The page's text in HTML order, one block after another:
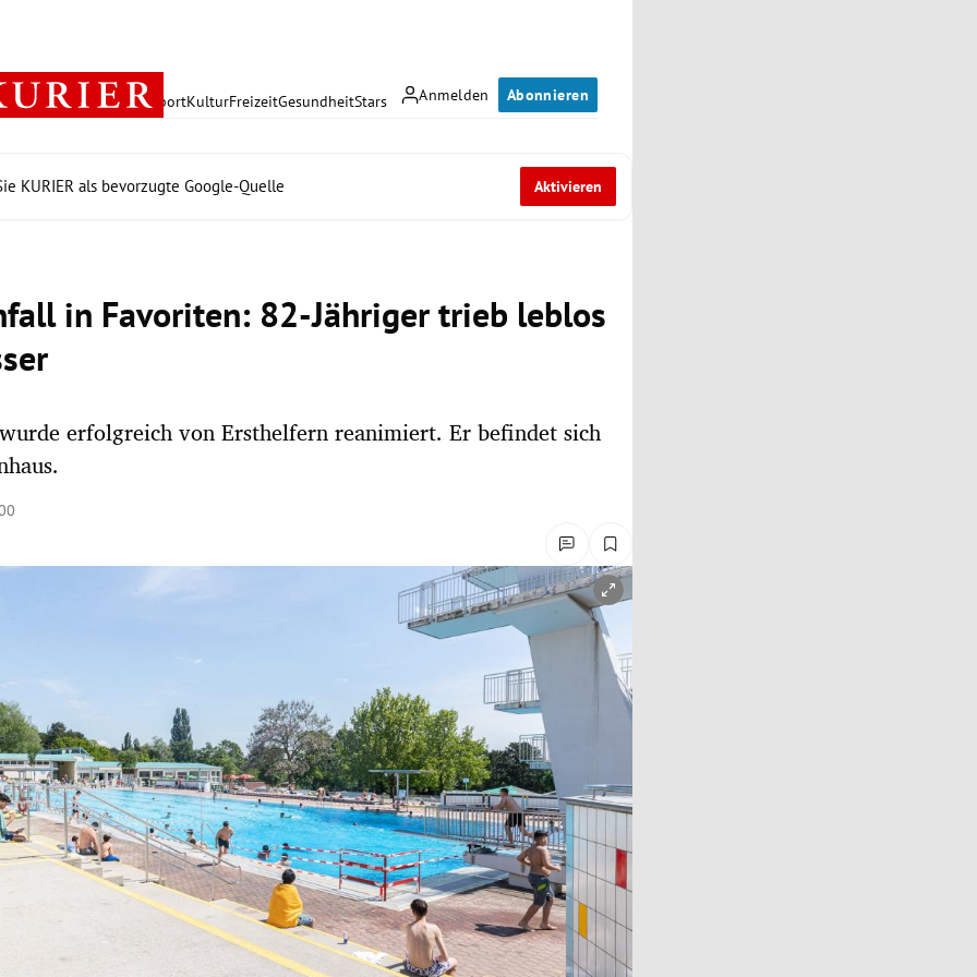
Anmelden Abonnieren
PolitikWirtschaft SportKulturFreizeitGesundheitStars
KURIER als bevorzugte Google-Quelle Aktivieren
in Favoriten: 82-Jähriger trieb leblos
erfolgreich von Ersthelfern reanimiert. Er befindet sich
öffnen/schließen